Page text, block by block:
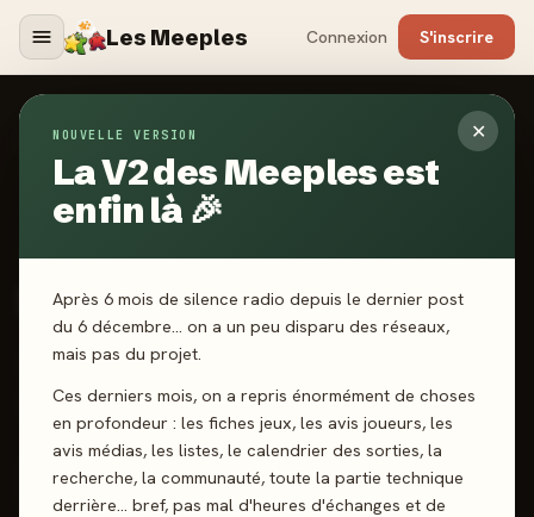
Les Meeples Connexion S'inscrire
✕
NOUVELLE VERSION
La V2 des Meeples est
enfin là 🎉
Après 6 mois de silence radio depuis le dernier post
du 6 décembre… on a un peu disparu des réseaux,
mais pas du projet.
Ces derniers mois, on a repris énormément de choses
en profondeur : les fiches jeux, les avis joueurs, les
avis médias, les listes, le calendrier des sorties, la
recherche, la communauté, toute la partie technique
derrière… bref, pas mal d'heures d'échanges et de
Jeux/Siège De Valeria
2024·BAD BOOM GAMES
Siège De Valeria
1 joueurs 14 ans+
Gestion de Main
J'ai joué Envie de jouer Wishlist